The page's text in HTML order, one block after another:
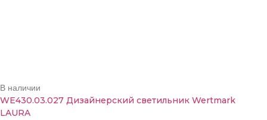
В наличии
WE430.03.027 Дизайнерский светильник Wertmark
LAURA